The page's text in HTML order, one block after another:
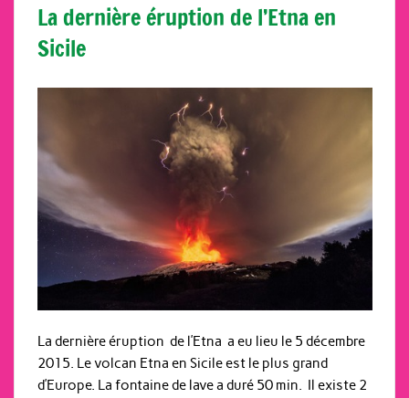
La dernière éruption de l’Etna en
Sicile
La dernière éruption de l’Etna a eu lieu le 5 décembre
2015. Le volcan Etna en Sicile est le plus grand
d’Europe. La fontaine de lave a duré 50 min. Il existe 2